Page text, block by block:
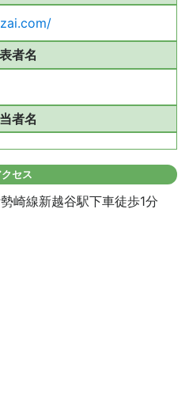
者名
者名
クセス
崎線新越谷駅下車徒歩1分